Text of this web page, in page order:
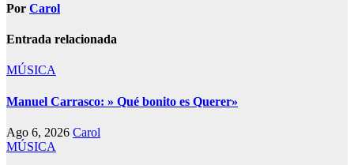
Por Carol
Entrada relacionada
MÚSICA
Manuel Carrasco: » Qué bonito es Querer»
Ago 6, 2026 Carol
MÚSICA